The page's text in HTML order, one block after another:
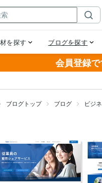
会員登録
ブログトップ ブログ ビジ